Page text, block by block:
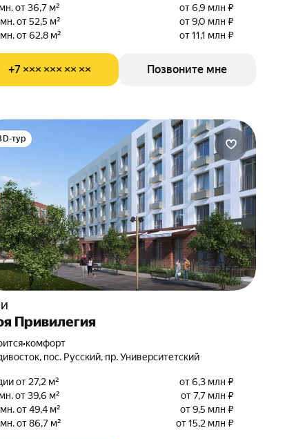
от 36,7 м²
от 6,9 млн ₽
от 52,5 м²
от 9,0 млн ₽
от 62,8 м²
от 11,1 млн ₽
+7 ××× ××× ×× ×× Позвоните мне
тур
Привилегия
•комфорт
пос. Русский, пр. Университетский
от 27,2 м²
от 6,3 млн ₽
от 39,6 м²
от 7,7 млн ₽
от 49,4 м²
от 9,5 млн ₽
от 86,7 м²
от 15,2 млн ₽